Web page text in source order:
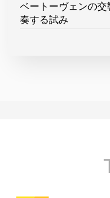
ベートーヴェンの
奏する試み